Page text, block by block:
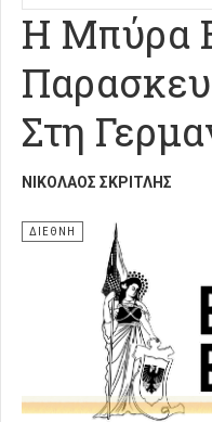
Η Μπύρα
Στη
ΝΙΚΌΛΑΟΣ ΣΚΡΙΤΛΉΣ
ΔΙΕΘΝΗ